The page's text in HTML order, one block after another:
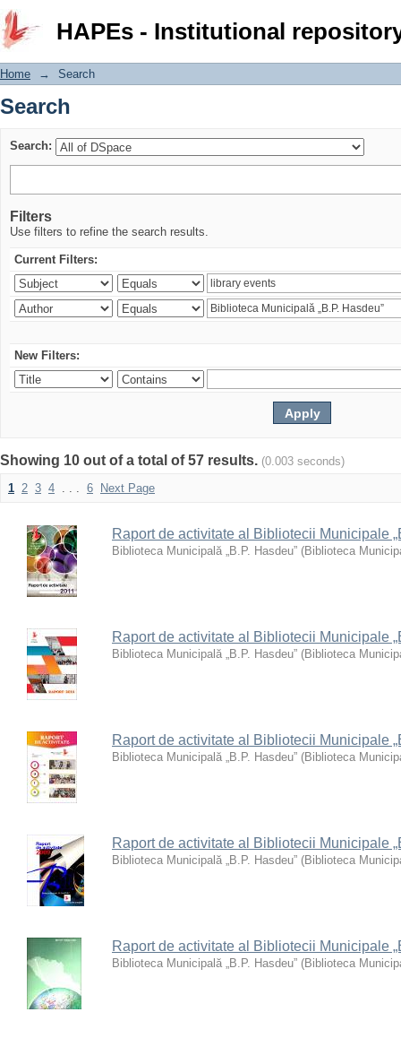
HAPEs - Institutional
Search
Home → Search
Search
Search:
Filters
Use filters to refine the search results.
Current Filters:
New Filters:
Showing 10 out of a total of 57 results. (0.003 seconds)
1 2 3 4 . . . 6 Next Page
Raport de activitate al Bibliotecii Municipale
Biblioteca Municipală „B.P. Hasdeu” (Biblioteca
Raport de activitate al Bibliotecii Municipale
Biblioteca Municipală „B.P. Hasdeu” (Biblioteca
Raport de activitate al Bibliotecii Municipale
Biblioteca Municipală „B.P. Hasdeu” (Biblioteca
Raport de activitate al Bibliotecii Municipale
Biblioteca Municipală „B.P. Hasdeu” (Biblioteca
Raport de activitate al Bibliotecii Municipale
Biblioteca Municipală „B.P. Hasdeu” (Biblioteca